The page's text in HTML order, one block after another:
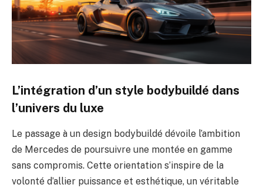
L’intégration d’un style bodybuildé dans
l’univers du luxe
Le passage à un design bodybuildé dévoile l’ambition
de Mercedes de poursuivre une montée en gamme
sans compromis. Cette orientation s’inspire de la
volonté d’allier puissance et esthétique, un véritable